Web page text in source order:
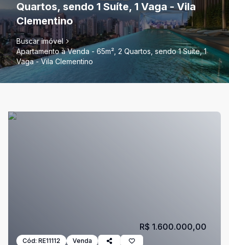
Quartos, sendo 1 Suíte, 1 Vaga - Vila
Clementino
Buscar imóvel
Apartamento à Venda - 65m², 2 Quartos, sendo 1 Suíte, 1
Vaga - Vila Clementino
Cód: RE11112 Venda
R$ 1.600.000,00